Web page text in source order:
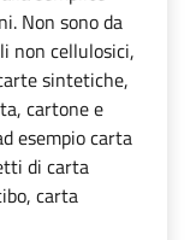
Non sono da
non cellulosici,
sintetiche,
cartone e
esempio carta
di carta
carta